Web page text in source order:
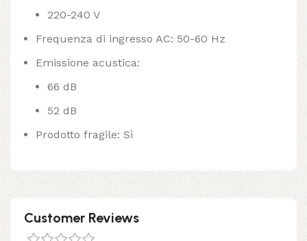
220-240 V
Frequenza di ingresso AC: 50-60 Hz
Emissione acustica:
66 dB
52 dB
Prodotto fragile: Sì
Customer Reviews